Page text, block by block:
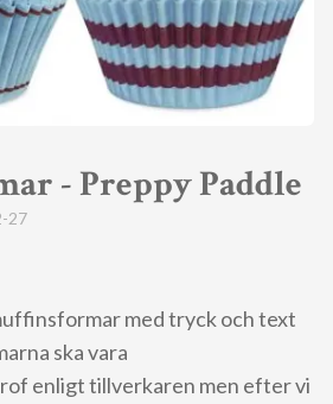
- Preppy Paddle
27
med tryck och text
ska vara
enligt tillverkaren men efter vi